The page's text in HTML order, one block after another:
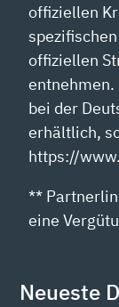
offiziellen
offiziellen
bei der
erhältlich,
https://
**
eine
Neueste